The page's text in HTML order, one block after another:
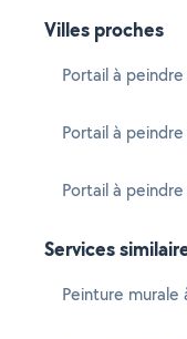
Villes proches
Portail à
Portail à
Portail à
Services
Peinture murale